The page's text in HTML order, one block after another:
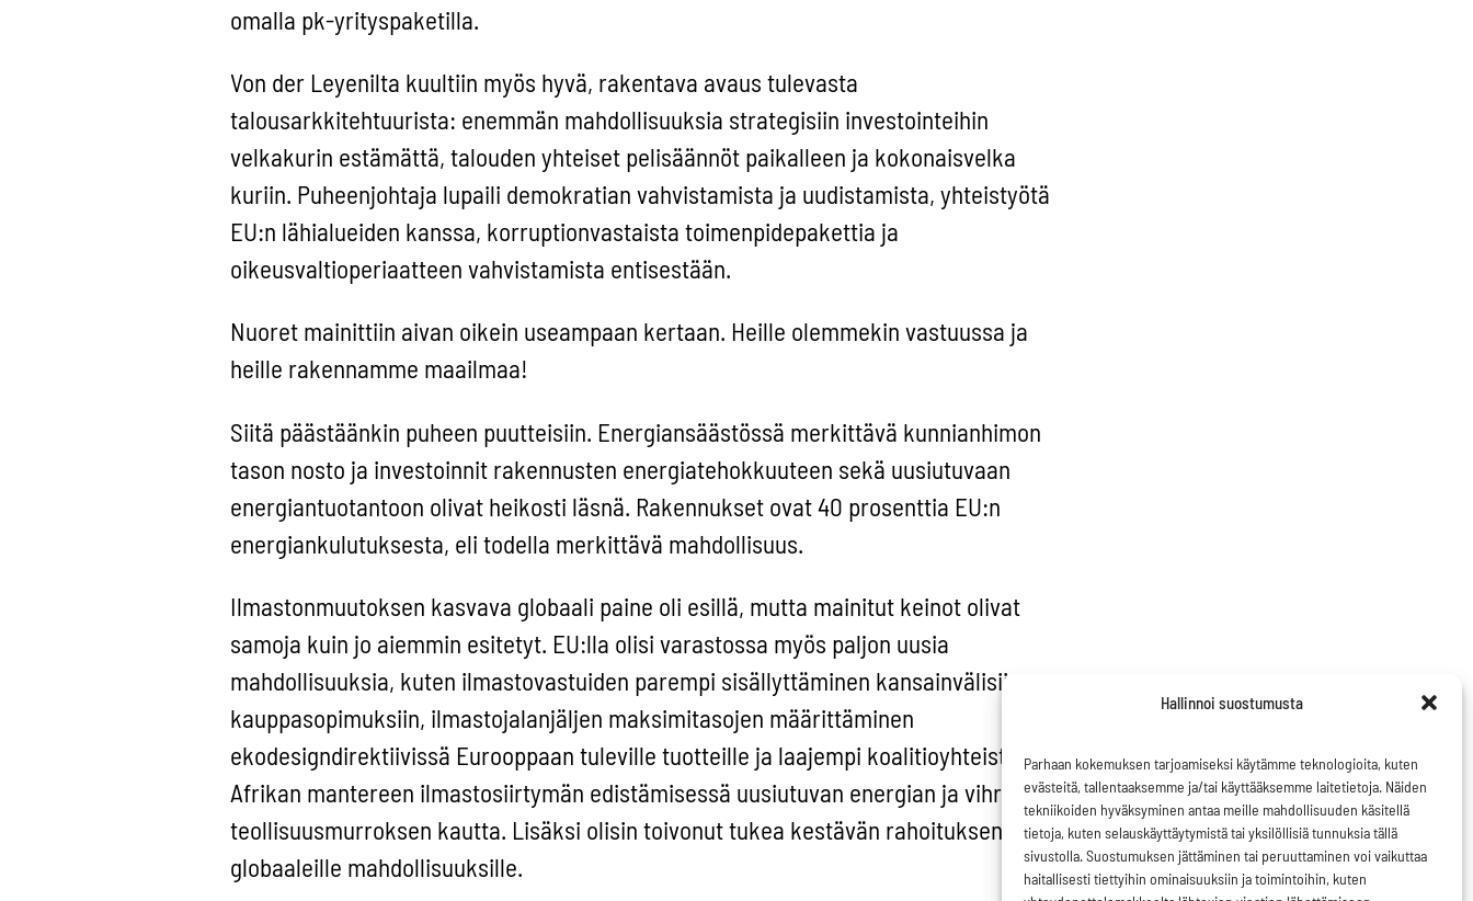
Hallinnoi suostumusta
Parhaan kokemuksen tarjoamiseksi käytämme teknologioita, kuten
evästeitä, tallentaaksemme ja/tai käyttääksemme laitetietoja. Näiden
tekniikoiden hyväksyminen antaa meille mahdollisuuden käsitellä
tietoja, kuten selauskäyttäytymistä tai yksilöllisiä tunnuksia tällä
sivustolla. Suostumuksen jättäminen tai peruuttaminen voi vaikuttaa
haitallisesti tiettyihin ominaisuuksiin ja toimintoihin, kuten
omalla pk-yrityspaketilla.
Von der Leyenilta kuultiin myös hyvä, rakentava avaus tulevasta
talousarkkitehtuurista: enemmän mahdollisuuksia strategisiin investointeihin
velkakurin estämättä, talouden yhteiset pelisäännöt paikalleen ja kokonaisvelka
kuriin. Puheenjohtaja lupaili demokratian vahvistamista ja uudistamista, yhteistyötä
EU:n lähialueiden kanssa, korruptionvastaista toimenpidepakettia ja
oikeusvaltioperiaatteen vahvistamista entisestään.
Nuoret mainittiin aivan oikein useampaan kertaan. Heille olemmekin vastuussa ja
heille rakennamme maailmaa!
Siitä päästäänkin puheen puutteisiin. Energiansäästössä merkittävä kunnianhimon
tason nosto ja investoinnit rakennusten energiatehokkuuteen sekä uusiutuvaan
energiantuotantoon olivat heikosti läsnä. Rakennukset ovat 40 prosenttia EU:n
energiankulutuksesta, eli todella merkittävä mahdollisuus.
Ilmastonmuutoksen kasvava globaali paine oli esillä, mutta mainitut keinot olivat
samoja kuin jo aiemmin esitetyt. EU:lla olisi varastossa myös paljon uusia
mahdollisuuksia, kuten ilmastovastuiden parempi sisällyttäminen kansainvälisiin
kauppasopimuksiin, ilmastojalanjäljen maksimitasojen määrittäminen
ekodesigndirektiivissä Eurooppaan tuleville tuotteille ja laajempi koalitioyhteistyö
Afrikan mantereen ilmastosiirtymän edistämisessä uusiutuvan energian ja vihreän
teollisuusmurroksen kautta. Lisäksi olisin toivonut tukea kestävän rahoituksen
globaaleille mahdollisuuksille.